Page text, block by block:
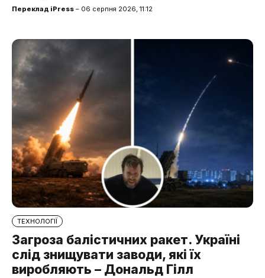
Переклад iPress – 06 серпня 2026, 11:12
ТЕХНОЛОГІЇ
Загроза балістичних ракет. Україні
слід знищувати заводи, які їх
виробляють – Дональд Гілл